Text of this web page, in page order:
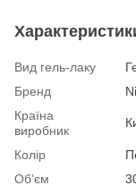
Вид гель-лаку
Бренд
Країна
виробник
Колір
Об’єм